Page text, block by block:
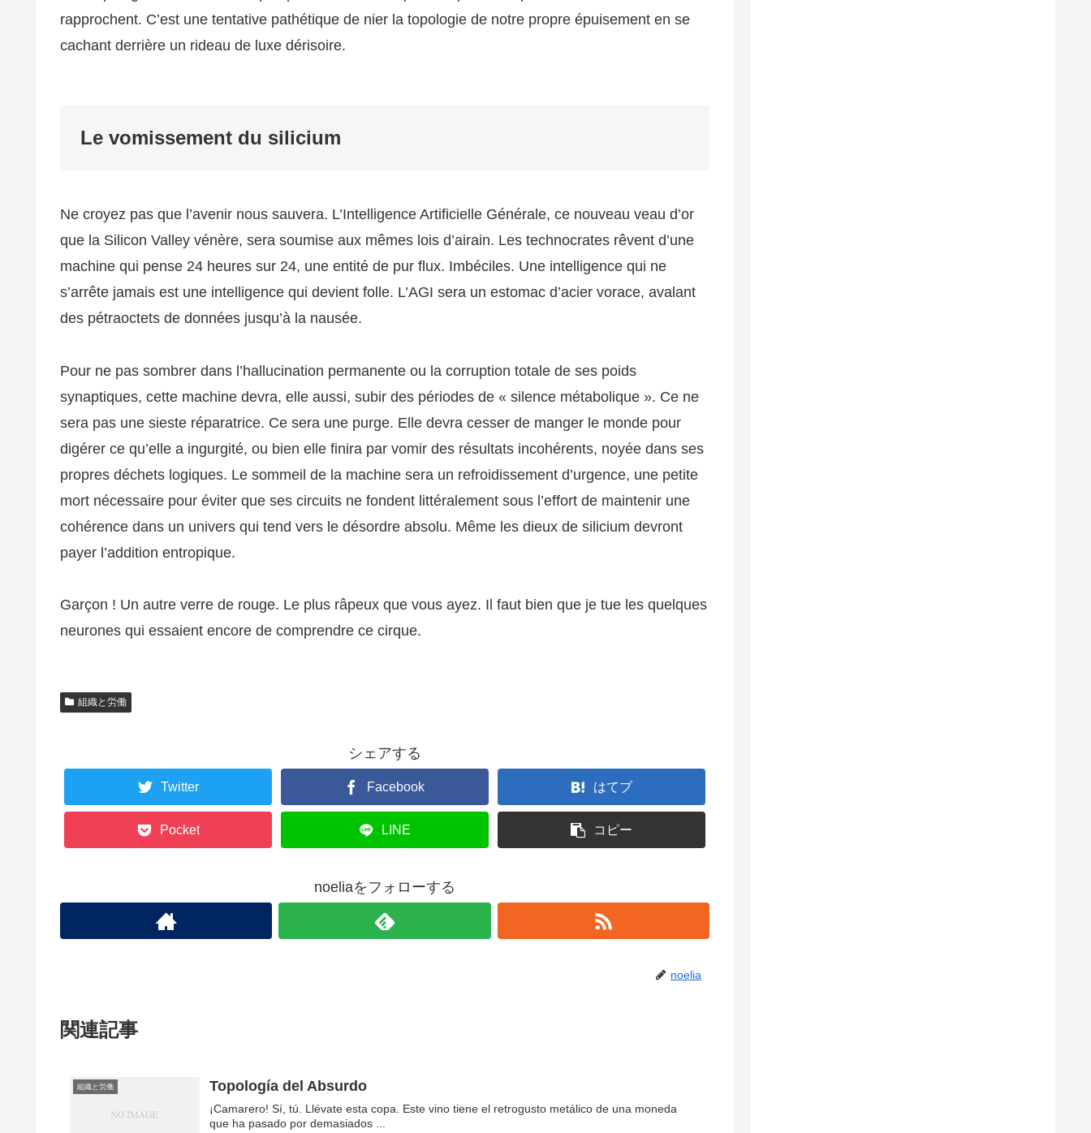
rapprochent. C’est une tentative pathétique de nier la topologie de notre propre épuisement en se
cachant derrière un rideau de luxe dérisoire.
Le vomissement du silicium
Ne croyez pas que l’avenir nous sauvera. L’Intelligence Artificielle Générale, ce nouveau veau d’or
que la Silicon Valley vénère, sera soumise aux mêmes lois d’airain. Les technocrates rêvent d’une
machine qui pense 24 heures sur 24, une entité de pur flux. Imbéciles. Une intelligence qui ne
s’arrête jamais est une intelligence qui devient folle. L’AGI sera un estomac d’acier vorace, avalant
des pétraoctets de données jusqu’à la nausée.
Pour ne pas sombrer dans l’hallucination permanente ou la corruption totale de ses poids
synaptiques, cette machine devra, elle aussi, subir des périodes de « silence métabolique ». Ce ne
sera pas une sieste réparatrice. Ce sera une purge. Elle devra cesser de manger le monde pour
digérer ce qu’elle a ingurgité, ou bien elle finira par vomir des résultats incohérents, noyée dans ses
propres déchets logiques. Le sommeil de la machine sera un refroidissement d’urgence, une petite
mort nécessaire pour éviter que ses circuits ne fondent littéralement sous l’effort de maintenir une
cohérence dans un univers qui tend vers le désordre absolu. Même les dieux de silicium devront
payer l’addition entropique.
Garçon ! Un autre verre de rouge. Le plus râpeux que vous ayez. Il faut bien que je tue les quelques
neurones qui essaient encore de comprendre ce cirque.
組織と労働
シェアする
Twitter Facebook はてブ
Pocket LINE コピー
noeliaをフォローする
noelia
関連記事
組織と労働 Topología del Absurdo
¡Camarero! Sí, tú. Llévate esta copa. Este vino tiene el retrogusto metálico de una moneda
que ha pasado por demasiados ...